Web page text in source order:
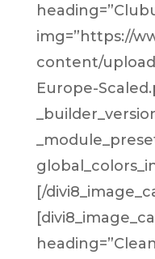
img=”https://
content/
Europe-
[/